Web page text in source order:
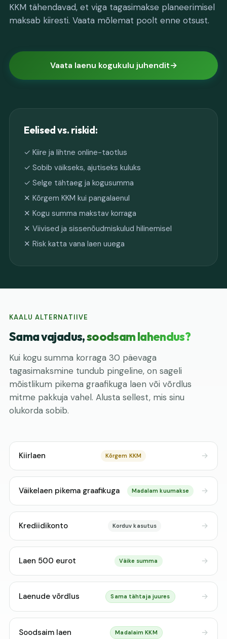
KKM tähendavad, et viga tagasimakse planeerimisel
maksab kiiresti. Vaata mõlemat poolt enne otsust.
Vaata laenu kogukulu juhendit
Eelised vs. riskid:
✓ Kiire ja lihtne online-taotlus
✓ Sobib väikseks, ajutiseks kuluks
✓ Selge tähtaeg ja kogusumma
✕ Kõrgem KKM kui pangalaenul
✕ Kogu summa makstav korraga
✕ Viivised ja sissenõudmiskulud hilinemisel
✕ Risk katta vana laen uuega
KAALU ALTERNATIIVE
Sama vajadus,soodsam lahendus?
Kui kogu summa korraga 30 päevaga
tagasimaksmine tundub pingeline, on sageli
mõistlikum pikema graafikuga laen või võrdlus
mitme pakkuja vahel. Alusta sellest, mis sinu
olukorda sobib.
Kiirlaen Kõrgem KKM
Väikelaen pikema graafikuga Madalam kuumakse
Krediidikonto Korduv kasutus
Laen 500 eurot Väike summa
Laenude võrdlus Sama tähtaja juures
Soodsaim laen Madalaim KKM